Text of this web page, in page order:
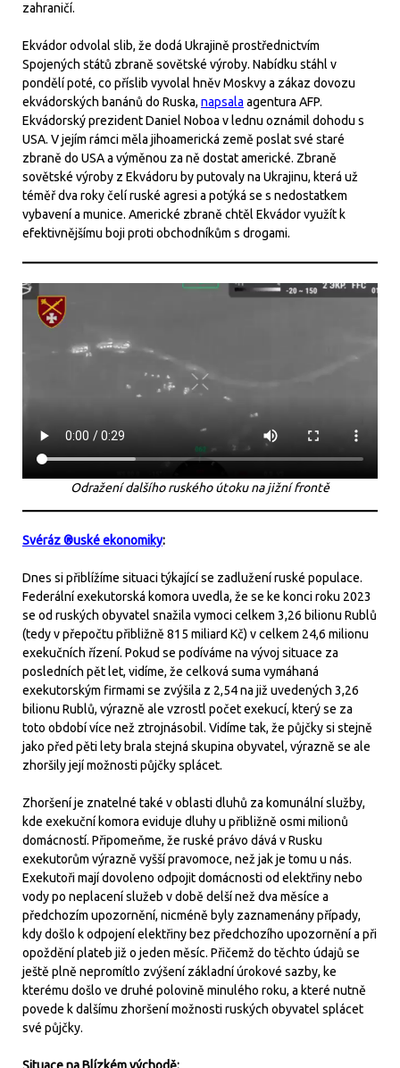
zahraničí.
Ekvádor odvolal slib, že dodá Ukrajině prostřednictvím
Spojených států zbraně sovětské výroby. Nabídku stáhl v
pondělí poté, co příslib vyvolal hněv Moskvy a zákaz dovozu
ekvádorských banánů do Ruska, napsala agentura AFP.
Ekvádorský prezident Daniel Noboa v lednu oznámil dohodu s
USA. V jejím rámci měla jihoamerická země poslat své staré
zbraně do USA a výměnou za ně dostat americké. Zbraně
sovětské výroby z Ekvádoru by putovaly na Ukrajinu, která už
téměř dva roky čelí ruské agresi a potýká se s nedostatkem
vybavení a munice. Americké zbraně chtěl Ekvádor využít k
efektivnějšímu boji proti obchodníkům s drogami.
Odražení dalšího ruského útoku na jižní frontě
Svéráz ®uské ekonomiky:
Dnes si přiblížíme situaci týkající se zadlužení ruské populace.
Federální exekutorská komora uvedla, že se ke konci roku 2023
se od ruských obyvatel snažila vymoci celkem 3,26 bilionu Rublů
(tedy v přepočtu přibližně 815 miliard Kč) v celkem 24,6 milionu
exekučních řízení. Pokud se podíváme na vývoj situace za
posledních pět let, vidíme, že celková suma vymáhaná
exekutorským firmami se zvýšila z 2,54 na již uvedených 3,26
bilionu Rublů, výrazně ale vzrostl počet exekucí, který se za
toto období více než ztrojnásobil. Vidíme tak, že půjčky si stejně
jako před pěti lety brala stejná skupina obyvatel, výrazně se ale
zhoršily její možnosti půjčky splácet.
Zhoršení je znatelné také v oblasti dluhů za komunální služby,
kde exekuční komora eviduje dluhy u přibližně osmi milionů
domácností. Připomeňme, že ruské právo dává v Rusku
exekutorům výrazně vyšší pravomoce, než jak je tomu u nás.
Exekutoři mají dovoleno odpojit domácnosti od elektřiny nebo
vody po neplacení služeb v době delší než dva měsíce a
předchozím upozornění, nicméně byly zaznamenány případy,
kdy došlo k odpojení elektřiny bez předchozího upozornění a při
opoždění plateb již o jeden měsíc. Přičemž do těchto údajů se
ještě plně nepromítlo zvýšení základní úrokové sazby, ke
kterému došlo ve druhé polovině minulého roku, a které nutně
povede k dalšímu zhoršení možnosti ruských obyvatel splácet
své půjčky.